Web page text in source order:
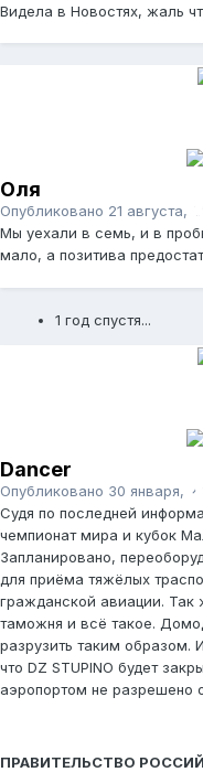
Видела в Новостях, жаль
Оля
Опубликовано 21 августа,
Мы уехали в семь, и в
мало, а позитива
1 год спустя...
Dancer
Опубликовано 30 января,
Судя по последней
чемпионат мира и кубок
Запланировано,
для приёма тяжёлых
гражданской авиации. Так
таможня и всё такое.
разрузить таким образом.
что DZ STUPINO будет
аэропортом не разрешено
ПРАВИТЕЛЬСТВО